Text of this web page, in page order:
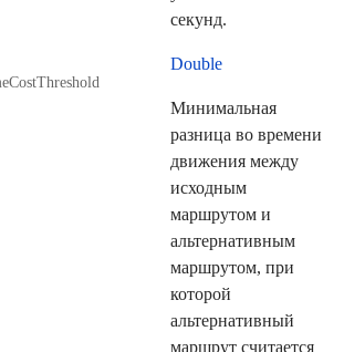
секунд.
Double
Минимальная
разница во времени
движения между
исходным
маршрутом и
альтернативным
маршрутом, при
которой
альтернативный
маршрут считается